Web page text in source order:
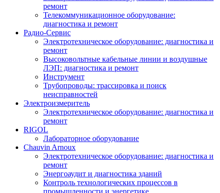
ремонт
Телекоммуникационное оборудование:
диагностика и ремонт
Радио-Cервис
Электротехническое оборудование: диагностика и
ремонт
Высоковольтные кабельные линии и воздушные
ЛЭП: диагностика и ремонт
Инструмент
Трубопроводы: трассировка и поиск
неисправностей
Электроизмеритель
Электротехническое оборудование: диагностика и
ремонт
RIGOL
Лабораторное оборудование
Chauvin Arnoux
Электротехническое оборудование: диагностика и
ремонт
Энергоаудит и диагностика зданий
Контроль технологических процессов в
промышленности и энергетике